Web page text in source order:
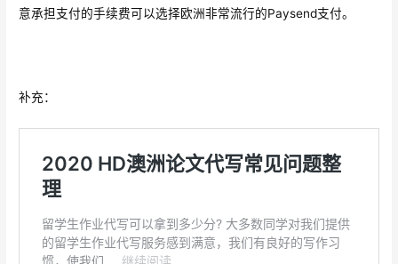
意承担支付的手续费可以选择欧洲非常流行的Paysend支付。
补充：